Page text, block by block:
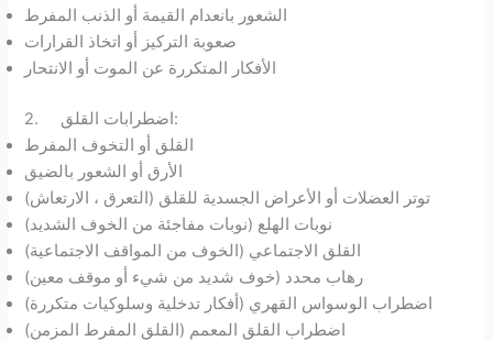
الشعور بانعدام القيمة أو الذنب المفرط
صعوبة التركيز أو اتخاذ القرارات
الأفكار المتكررة عن الموت أو الانتحار
2. اضطرابات القلق:
القلق أو التخوف المفرط
الأرق أو الشعور بالضيق
توتر العضلات أو الأعراض الجسدية للقلق (التعرق ، الارتعاش)
نوبات الهلع (نوبات مفاجئة من الخوف الشديد)
القلق الاجتماعي (الخوف من المواقف الاجتماعية)
رهاب محدد (خوف شديد من شيء أو موقف معين)
اضطراب الوسواس القهري (أفكار تدخلية وسلوكيات متكررة)
اضطراب القلق المعمم (القلق المفرط المزمن)